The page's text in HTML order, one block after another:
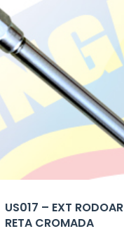
US017 – EXT RODOAR
RETA CROMADA